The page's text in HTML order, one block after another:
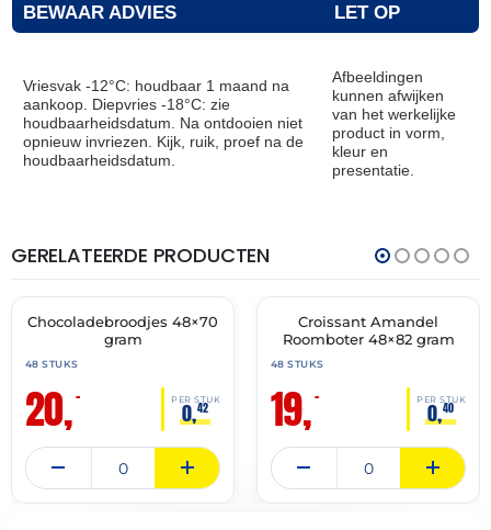
BEWAAR ADVIES LET OP
Vriesvak -12°C: houdbaar 1 maand na
aankoop. Diepvries -18°C: zie
houdbaarheidsdatum. Na ontdooien niet
opnieuw invriezen. Kijk, ruik, proef na de
houdbaarheidsdatum.
Afbeeldingen
kunnen afwijken
van het werkelijke
product in vorm,
kleur en
presentatie.
GERELATEERDE PRODUCTEN
🔥 OP=OP
THT:
31-
Chocoladebroodjes 48×70
gram
48 STUKS
20,– PER STUK
0,42
🔥 OP=OP
Croissant Amandel
Roomboter 48×82 gram
48 STUKS
19,– PER STUK
0,40